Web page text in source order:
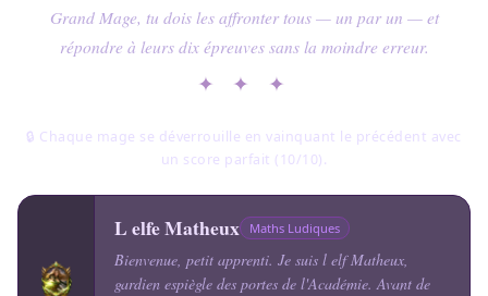
Grand Mage, tu dois les affronter tous — un par un — et
répondre à leurs dix épreuves sans la moindre erreur.
✦ ✦ ✦
🔒 Chaque mage se déverrouille en vainquant le précédent avec
un score parfait (10/10).
L elfe Matheux Maths Ludiques
Bienvenue, petit apprenti. Je suis l elf Matheux,
gardien espiègle des portes de l'Académie. Avant de